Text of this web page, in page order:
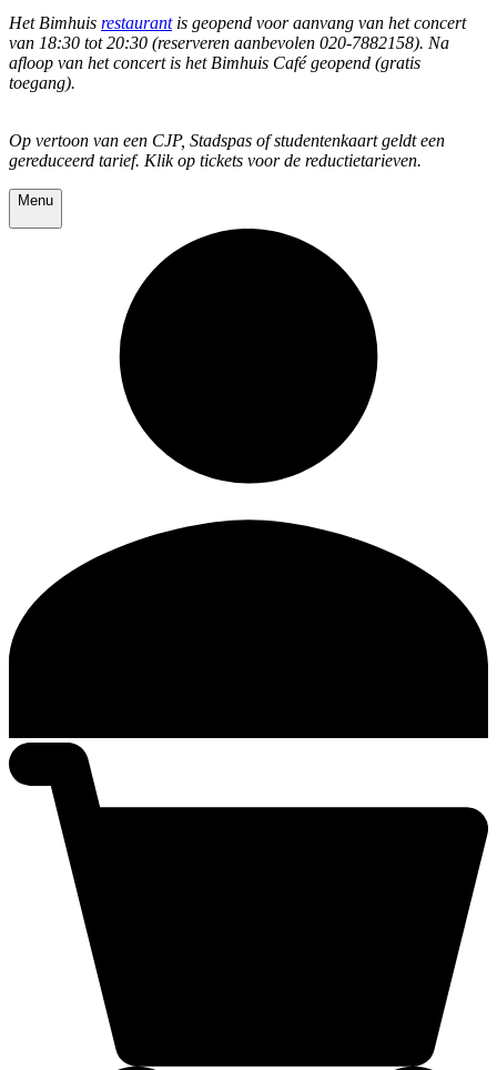
Het Bimhuis restaurantis geopend voor aanvang van het concert
van 18:30 tot 20:30 (reserveren aanbevolen 020-7882158). Na
afloop van het concert is het Bimhuis Café geopend (gratis
toegang).
Op vertoon van een CJP, Stadspas of studentenkaart geldt een
gereduceerd tarief. Klik op tickets voor de reductietarieven.
Menu